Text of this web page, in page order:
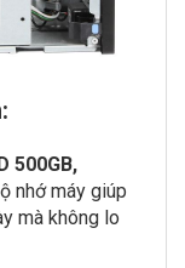
500GB,
nhớ máy giúp
mà không lo